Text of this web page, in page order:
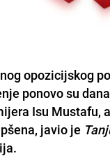
opozicijskog
ponovo su
Isu Mustafu,
javio je